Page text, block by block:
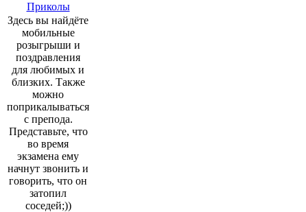
Приколы
Здесь вы найдёте
мобильные
розыгрыши и
поздравления
для любимых и
близких. Также
можно
поприкалываться
с препода.
Представьте, что
во время
экзамена ему
начнут звонить и
говорить, что он
затопил
соседей;))